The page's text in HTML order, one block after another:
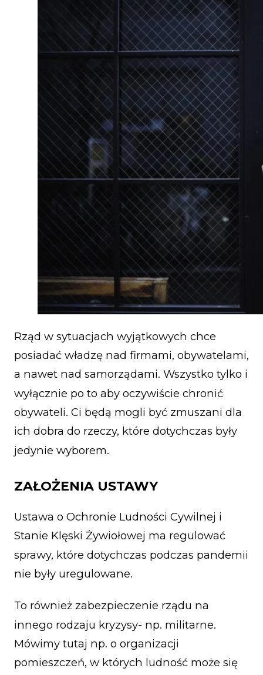
Rząd w sytuacjach wyjątkowych chce
posiadać władzę nad firmami, obywatelami,
a nawet nad samorządami. Wszystko tylko i
wyłącznie po to aby oczywiście chronić
obywateli. Ci będą mogli być zmuszani dla
ich dobra do rzeczy, które dotychczas były
jedynie wyborem.
ZAŁOŻENIA USTAWY
Ustawa o Ochronie Ludności Cywilnej i
Stanie Klęski Żywiołowej ma regulować
sprawy, które dotychczas podczas pandemii
nie były uregulowane.
To również zabezpieczenie rządu na
innego rodzaju kryzysy- np. militarne.
Mówimy tutaj np. o organizacji
pomieszczeń, w których ludność może się